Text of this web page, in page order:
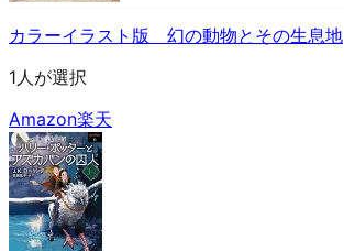
カラーイラスト版 幻の動物とその生息地
1人が選択
Amazon楽天